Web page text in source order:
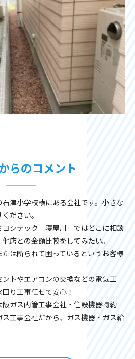
らのコメント
津小学校横にある会社です。小さな
ださい。
ヨシテック 寝屋川」ではどこに相談
店との金額比較をしてみたい。
は断られて困っているというお客様
トやエアコンの交換などの電気工
り工事任せて安心！
ガス内管工事会社・住設機器特約
工事会社だから、ガス機器・ガス給